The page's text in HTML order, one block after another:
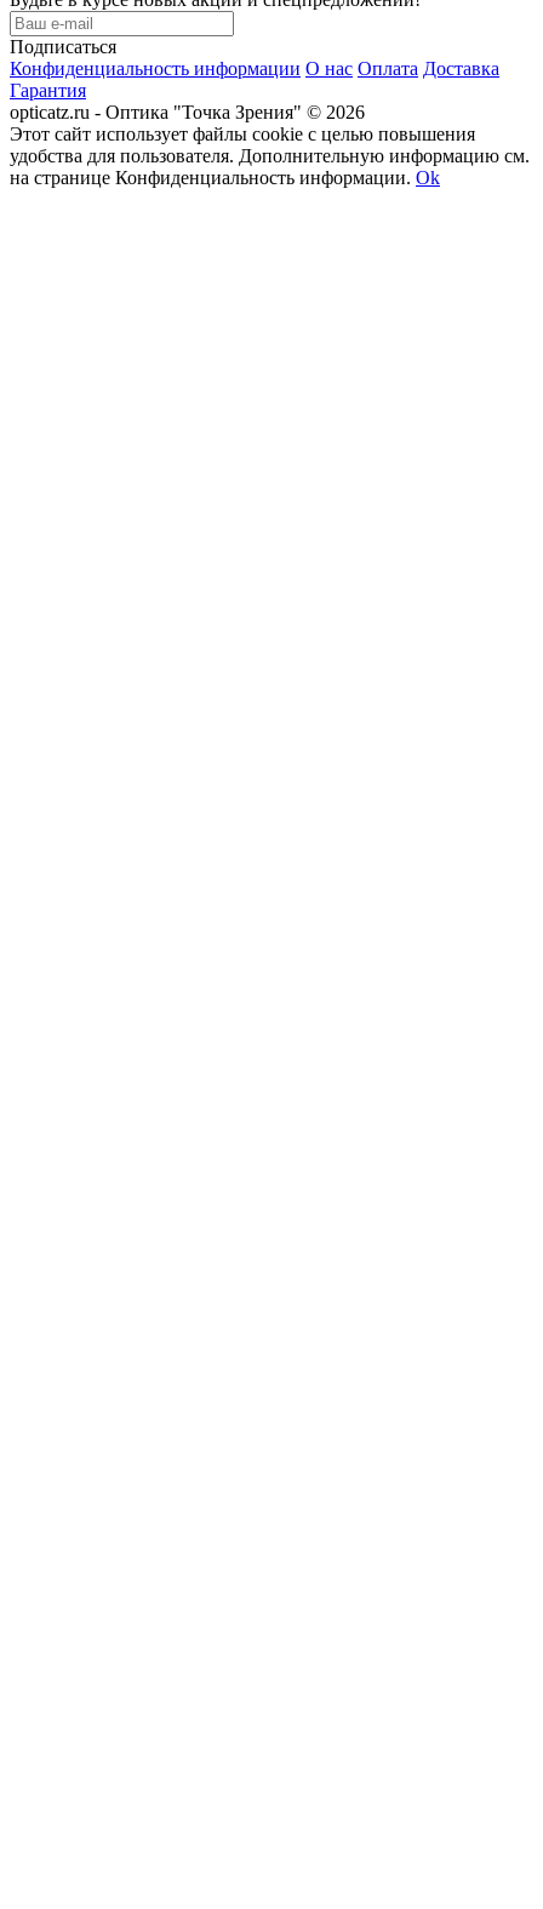
Подписаться
Конфиденциальность информации О нас Оплата Доставка
Гарантия
opticatz.ru - Оптика "Точка Зрения" © 2026
Этот сайт использует файлы cookie с целью повышения
удобства для пользователя. Дополнительную информацию см.
на странице Конфиденциальность информации. Ok